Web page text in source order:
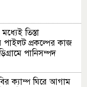
তিস্তা
পাইলট প্রকল্পের কাজ
পানিসম্পদ
ক্যাম্প ঘিরে আগাম